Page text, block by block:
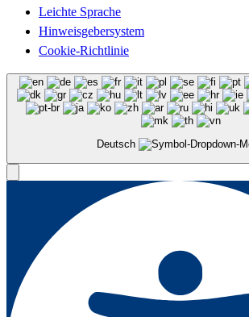
Leichte Sprache
Hinweisgebersystem
Cookie-Richtlinie
Deutsch